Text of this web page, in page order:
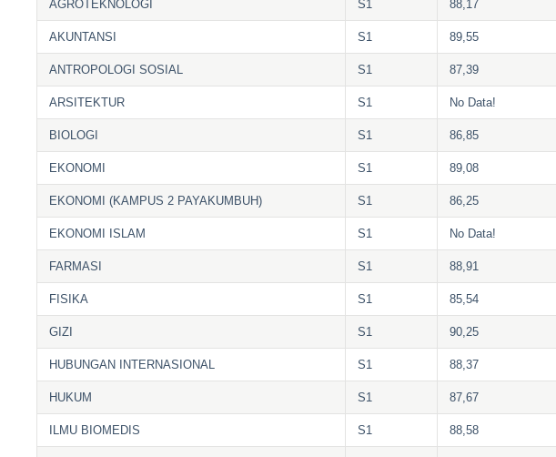
AGROTEKNOLOGI S1 88,17
AKUNTANSI S1 89,55
ANTROPOLOGI SOSIAL S1 87,39
ARSITEKTUR S1 No Data!
BIOLOGI S1 86,85
EKONOMI S1 89,08
EKONOMI (KAMPUS 2 PAYAKUMBUH) S1 86,25
EKONOMI ISLAM S1 No Data!
FARMASI S1 88,91
FISIKA S1 85,54
GIZI S1 90,25
HUBUNGAN INTERNASIONAL S1 88,37
HUKUM S1 87,67
ILMU BIOMEDIS S1 88,58